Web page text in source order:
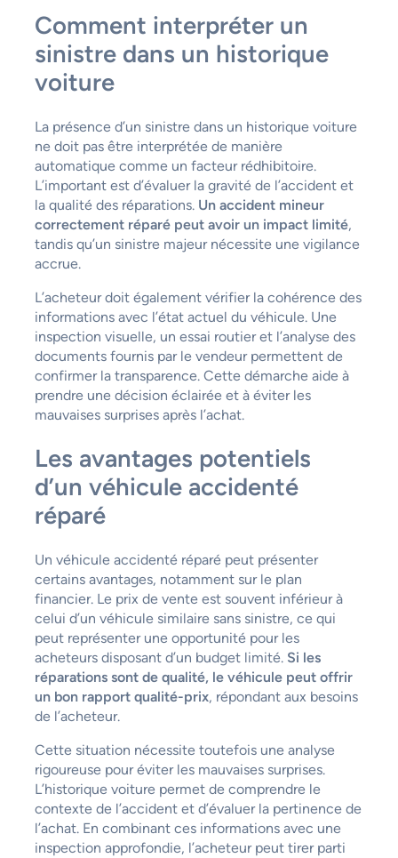
Comment interpréter un
sinistre dans un historique
voiture
La présence d’un sinistre dans un historique voiture
ne doit pas être interprétée de manière
automatique comme un facteur rédhibitoire.
L’important est d’évaluer la gravité de l’accident et
la qualité des réparations. Un accident mineur
correctement réparé peut avoir un impact limité,
tandis qu’un sinistre majeur nécessite une vigilance
accrue.
L’acheteur doit également vérifier la cohérence des
informations avec l’état actuel du véhicule. Une
inspection visuelle, un essai routier et l’analyse des
documents fournis par le vendeur permettent de
confirmer la transparence. Cette démarche aide à
prendre une décision éclairée et à éviter les
mauvaises surprises après l’achat.
Les avantages potentiels
d’un véhicule accidenté
réparé
Un véhicule accidenté réparé peut présenter
certains avantages, notamment sur le plan
financier. Le prix de vente est souvent inférieur à
celui d’un véhicule similaire sans sinistre, ce qui
peut représenter une opportunité pour les
acheteurs disposant d’un budget limité. Si les
réparations sont de qualité, le véhicule peut offrir
un bon rapport qualité-prix, répondant aux besoins
de l’acheteur.
Cette situation nécessite toutefois une analyse
rigoureuse pour éviter les mauvaises surprises.
L’historique voiture permet de comprendre le
contexte de l’accident et d’évaluer la pertinence de
l’achat. En combinant ces informations avec une
inspection approfondie, l’acheteur peut tirer parti